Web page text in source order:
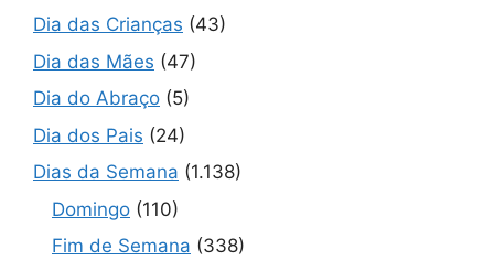
Dia das Crianças (43)
Dia das Mães (47)
Dia do Abraço (5)
Dia dos Pais (24)
Dias da Semana (1.138)
Domingo (110)
Fim de Semana (338)